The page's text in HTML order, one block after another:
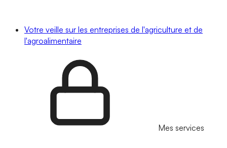
Votre veille sur les entreprises de l'agriculture et de
l'agroalimentaire
Mes services